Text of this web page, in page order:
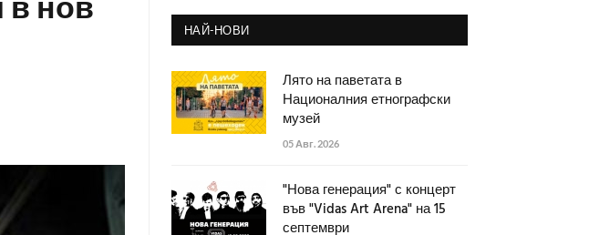
в нов НАЙ-НОВИ
Лято на паветата в
Националния етнографски
музей
05 Авг. 2026
"Нова генерация" с концерт
във "Vidas Art Arena" на 15
септември